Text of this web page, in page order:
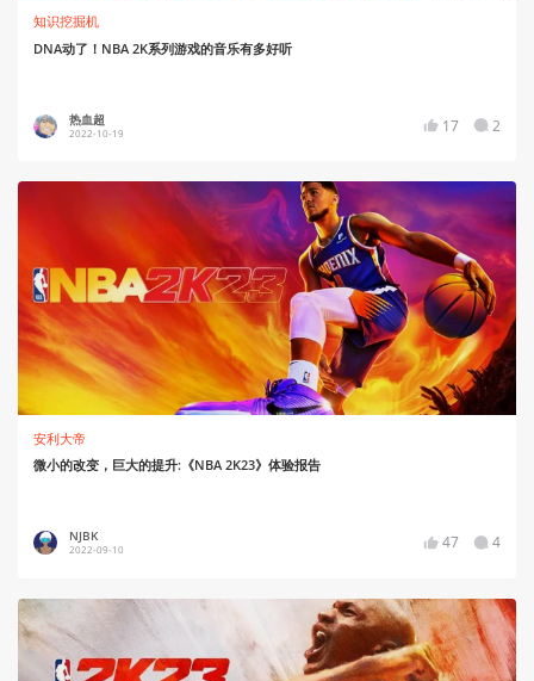
知识挖掘机
DNA动了！NBA 2K系列游戏的音乐有多好听
热血超
2022-10-19 17 2
安利大帝
微小的改变，巨大的提升:《NBA 2K23》体验报告
NJBK
2022-09-10 47 4